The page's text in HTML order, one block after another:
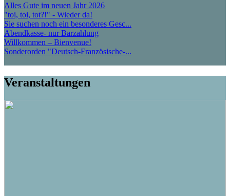
Alles Gute im neuen Jahr 2026
"toi, toi, tot?!" - Wieder da!
Sie suchen noch ein besonderes Gesc...
Abendkasse- nur Barzahlung
Willkommen – Bienvenue!
Sonderorden "Deutsch-Französische-...
Veranstaltungen